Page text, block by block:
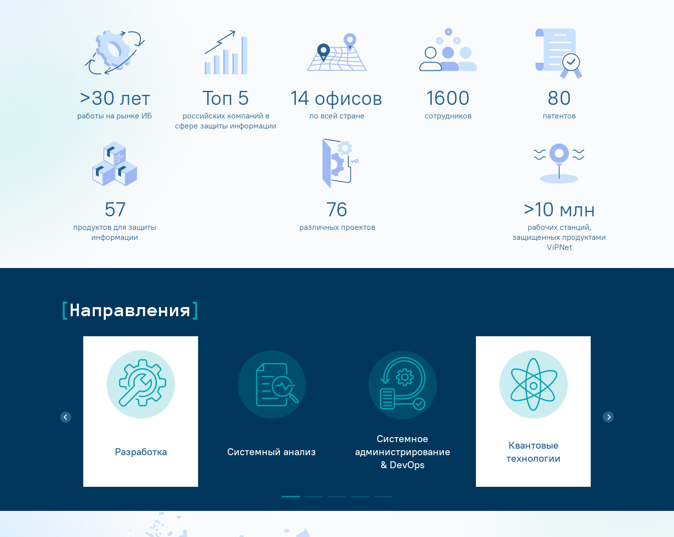
>30 лет
работы на рынке ИБ
Топ 5
российских компаний в
сфере защиты информации
14 офисов
по всей стране
1600
сотрудников
80
патентов
60
продуктов для защиты
информации
80
различных проектов
>10 млн
рабочих станций,
защищенных продуктами
ViPNet
Направления
Разработка Системный анализ
Системное
администрирование
& DevOps
Квантовые
технологии